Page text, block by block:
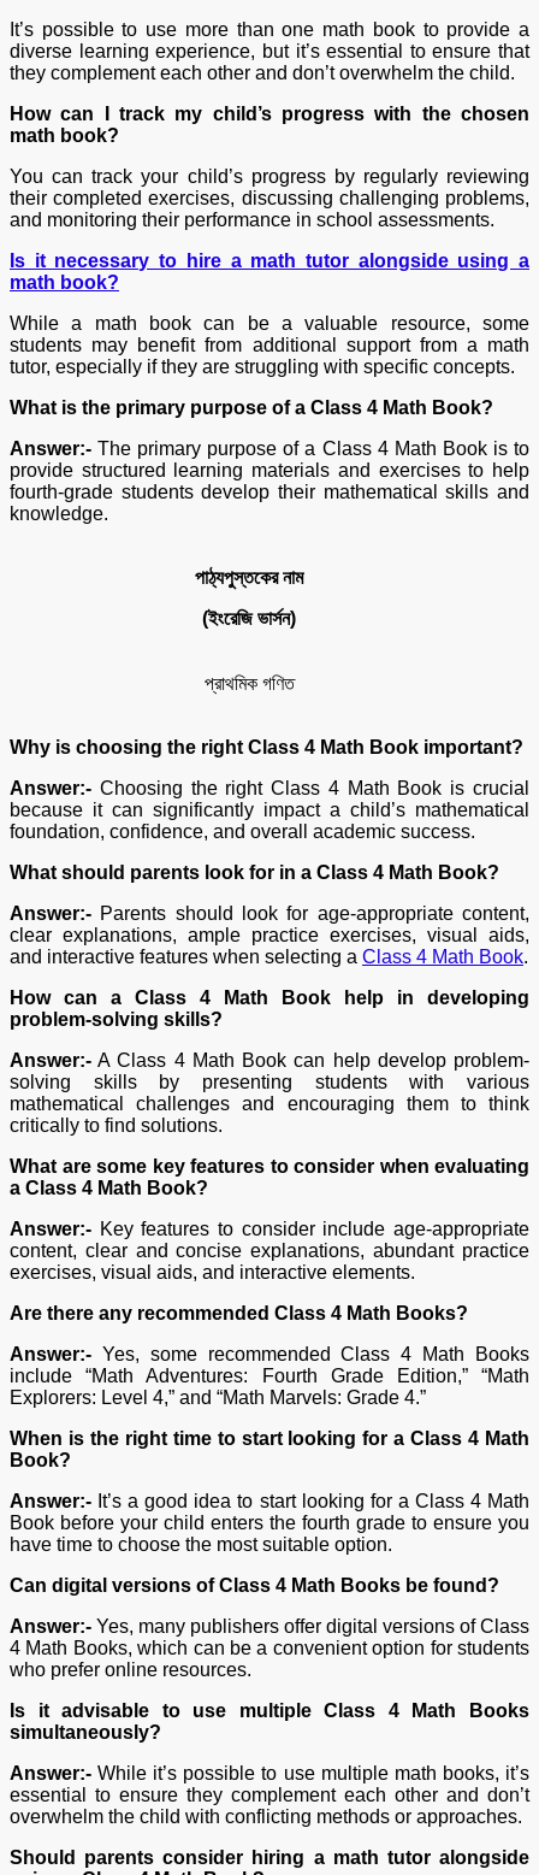
It’s possible to use more than one math book to provide a
diverse learning experience, but it’s essential to ensure that
they complement each other and don’t overwhelm the child.
How can I track my child’s progress with the chosen
math book?
You can track your child’s progress by regularly reviewing
their completed exercises, discussing challenging problems,
and monitoring their performance in school assessments.
Is it necessary to hire a math tutor alongside using a
math book?
While a math book can be a valuable resource, some
students may benefit from additional support from a math
tutor, especially if they are struggling with specific concepts.
What is the primary purpose of a Class 4 Math Book?
Answer:- The primary purpose of a Class 4 Math Book is to
provide structured learning materials and exercises to help
fourth-grade students develop their mathematical skills and
knowledge.
পাঠ্যপুস্তকেরনাম
(ইংরেজিভার্সন)
প্রাথমিক গণিত
Why is choosing the right Class 4 Math Book important?
Answer:- Choosing the right Class 4 Math Book is crucial
because it can significantly impact a child’s mathematical
foundation, confidence, and overall academic success.
What should parents look for in a Class 4 Math Book?
Answer:- Parents should look for age-appropriate content,
clear explanations, ample practice exercises, visual aids,
and interactive features when selecting a Class 4 Math Book.
How can a Class 4 Math Book help in developing
problem-solving skills?
Answer:- A Class 4 Math Book can help develop problem-
solving skills by presenting students with various
mathematical challenges and encouraging them to think
critically to find solutions.
What are some key features to consider when evaluating
a Class 4 Math Book?
Answer:- Key features to consider include age-appropriate
content, clear and concise explanations, abundant practice
exercises, visual aids, and interactive elements.
Are there any recommended Class 4 Math Books?
Answer:- Yes, some recommended Class 4 Math Books
include “Math Adventures: Fourth Grade Edition,” “Math
Explorers: Level 4,” and “Math Marvels: Grade 4.”
When is the right time to start looking for a Class 4 Math
Book?
Answer:- It’s a good idea to start looking for a Class 4 Math
Book before your child enters the fourth grade to ensure you
have time to choose the most suitable option.
Can digital versions of Class 4 Math Books be found?
Answer:- Yes, many publishers offer digital versions of Class
4 Math Books, which can be a convenient option for students
who prefer online resources.
Is it advisable to use multiple Class 4 Math Books
simultaneously?
Answer:- While it’s possible to use multiple math books, it’s
essential to ensure they complement each other and don’t
overwhelm the child with conflicting methods or approaches.
Should parents consider hiring a math tutor alongside